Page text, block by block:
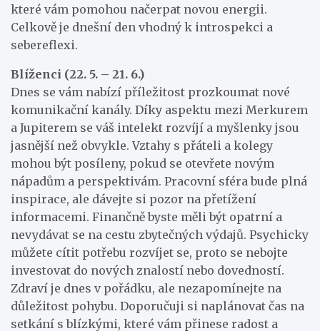
které vám pomohou načerpat novou energii.
Celkově je dnešní den vhodný k introspekci a
sebereflexi.
Blíženci (22. 5. – 21. 6.)
Dnes se vám nabízí příležitost prozkoumat nové
komunikační kanály. Díky aspektu mezi Merkurem
a Jupiterem se váš intelekt rozvíjí a myšlenky jsou
jasnější než obvykle. Vztahy s přáteli a kolegy
mohou být posíleny, pokud se otevřete novým
nápadům a perspektivám. Pracovní sféra bude plná
inspirace, ale dávejte si pozor na přetížení
informacemi. Finančně byste měli být opatrní a
nevydávat se na cestu zbytečných výdajů. Psychicky
můžete cítit potřebu rozvíjet se, proto se nebojte
investovat do nových znalostí nebo dovedností.
Zdraví je dnes v pořádku, ale nezapomínejte na
důležitost pohybu. Doporučuji si naplánovat čas na
setkání s blízkými, které vám přinese radost a